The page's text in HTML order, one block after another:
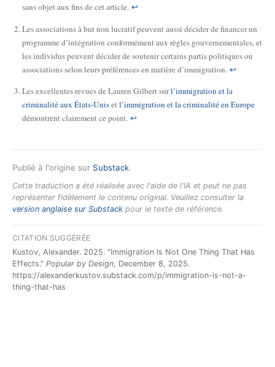
sans objet aux fins de cet article. ↩
Les associations à but non lucratif peuvent aussi décider de financer un
programme d’intégration conformément aux règles gouvernementales, et
les individus peuvent décider de soutenir certains partis politiques ou
associations selon leurs préférences en matière d’immigration. ↩
Les excellentes revues de Lauren Gilbert surl’immigration et la
criminalité aux États-Unisetl’immigration et la criminalité en Europe
démontrent clairement ce point. ↩
Publié à l'origine sur Substack.
Cette traduction a été réalisée avec l'aide de l'IA et peut ne pas
représenter fidèlement le contenu original. Veuillez consulter la
version anglaise sur Substack pour le texte de référence.
CITATION SUGGÉRÉE
Kustov, Alexander. 2025. "Immigration Is Not One Thing That Has
Effects." Popular by Design, December 8, 2025.
https://alexanderkustov.substack.com/p/immigration-is-not-a-
thing-that-has